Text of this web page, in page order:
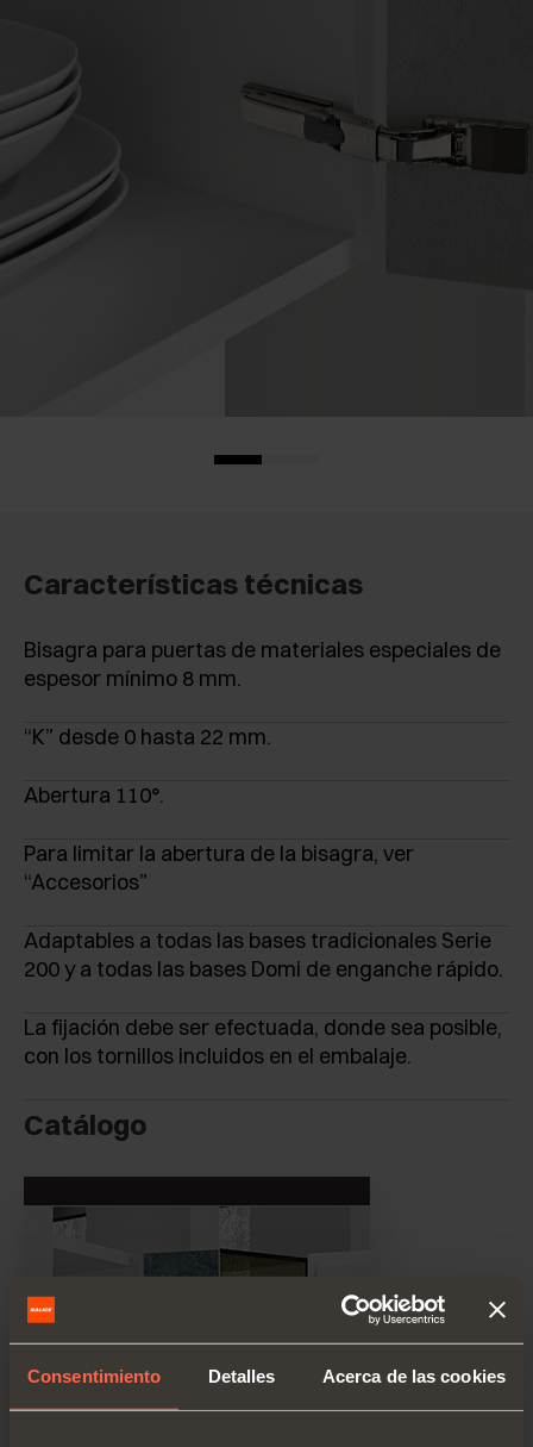
Consentimiento Detalles Acerca de las cookies
Características técnicas
Bisagra para puertas de materiales especiales de
espesor mínimo 8 mm.
“K” desde 0 hasta 22 mm.
Abertura 110°.
Para limitar la abertura de la bisagra, ver
“Accesorios”
Adaptables a todas las bases tradicionales Serie
200 y a todas las bases Domi de enganche rápido.
La fijación debe ser efectuada, donde sea posible,
con los tornillos incluidos en el embalaje.
Catálogo